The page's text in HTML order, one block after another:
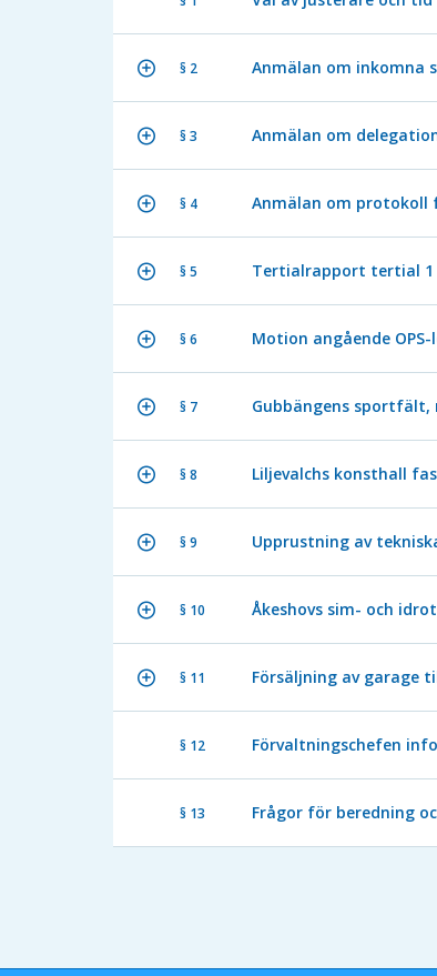
§ 2 Anmälan om inkomna
§ 3 Anmälan om
§ 4 Anmälan om
§ 5 Tertialrapport tertial 1
§ 6 Motion angående
§ 7 Gubbängens sportfält,
§ 8 Liljevalchs konsthall
§ 9 Upprustning av
§ 10 Åkeshovs sim- och
§ 11 Försäljning av garage
§ 12 Förvaltningschefen
§ 13 Frågor för beredning